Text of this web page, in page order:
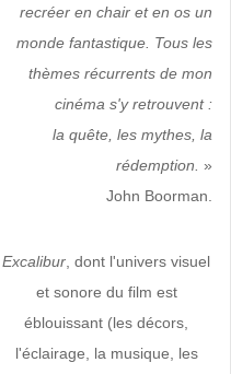
recréer en chair et en os un
monde fantastique. Tous les
thèmes récurrents de mon
cinéma s'y retrouvent :
la quête, les mythes, la
rédemption. »
John Boorman.
Excalibur , dont l'univers visuel
et sonore du film est
éblouissant (les décors,
l'éclairage, la musique, les